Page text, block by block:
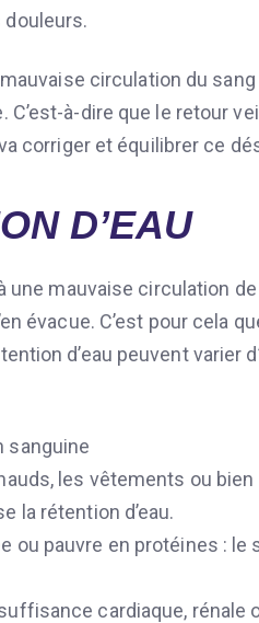
circulation du
à-dire que le retour
corriger et équilibrer ce
D’EAU
une mauvaise circulation
évacue. C’est pour
d’eau peuvent varier
sanguine
les vêtements ou
la rétention d’eau.
ou pauvre en protéines :
cardiaque, rénale